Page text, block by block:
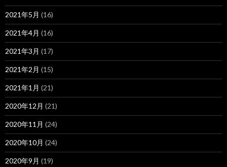
2021年5月 (16)
2021年4月 (16)
2021年3月 (17)
2021年2月 (15)
2021年1月 (21)
2020年12月 (21)
2020年11月 (24)
2020年10月 (24)
2020年9月 (19)